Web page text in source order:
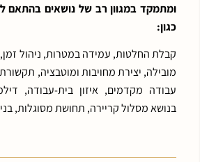
ומתמקד במגוון רב של נושאים בהתאם
כגון:
קבלת החלטות, עמידה במטרות, ניהול זמן,
מובילה, יצירת מחויבות ומוטבציה, תקשורת
עבודה מקדמים, איזון בית-עבודה,
בנושא מסלול קריירה, תחושת מסוגלות,